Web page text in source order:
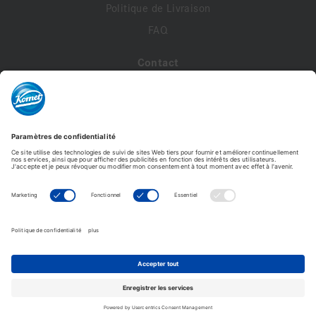
Politique de Livraison
FAQ
Contact
Profil de compte
Commandes
Komet France - Copyright © 2026 - Tous droits réservés -
Reproduction interdite. © Photos non contractuelles.